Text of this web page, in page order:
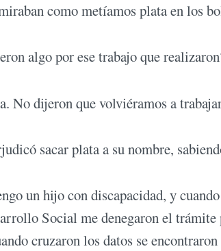
como metíamos plata en los
algo por ese trabajo que
No dijeron que volviéramos a
sacar plata a su nombre,
un hijo con discapacidad, y
Social me denegaron el
cruzaron los datos se